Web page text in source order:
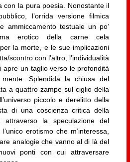
con la pura poesia. Nonostante il
l’orrida versione filmica
ammiccamento testuale un po’
erotico della carne cela
la morte, e le sue implicazioni
scontro con l’altro, l’individualità
apre un taglio verso le profondità
Splendida la chiusa del
a quattro zampe sul ciglio della
piccolo e derelitto della
di una coscienza critica della
attraverso la speculazione del
erotismo che m’interessa,
analogie che vanno al di là del
ponti con cui attraversare